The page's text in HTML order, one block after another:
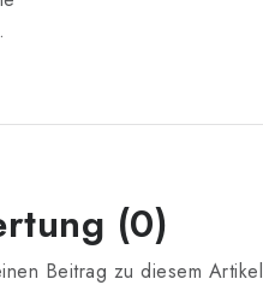
(0)
Beitrag zu diesem Artikel